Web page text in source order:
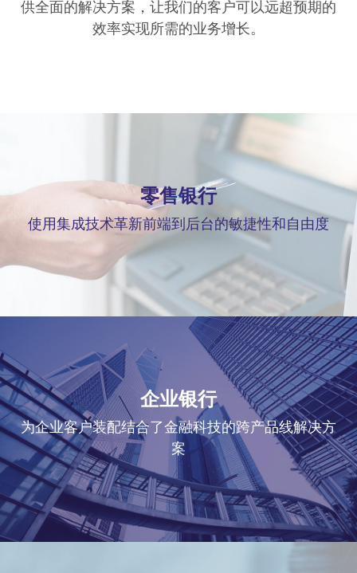
供全面的解决方案，让我们的客户可以远超预期的
效率实现所需的业务增长。
零售银行
使用集成技术革新前端到后台的敏捷性和自由度
企业银行
为企业客户装配结合了金融科技的跨产品线解决方
案